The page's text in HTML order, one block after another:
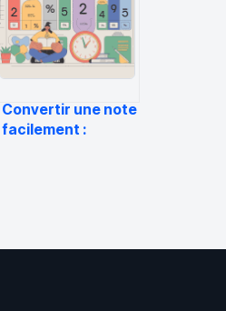
Convertir une note
facilement :